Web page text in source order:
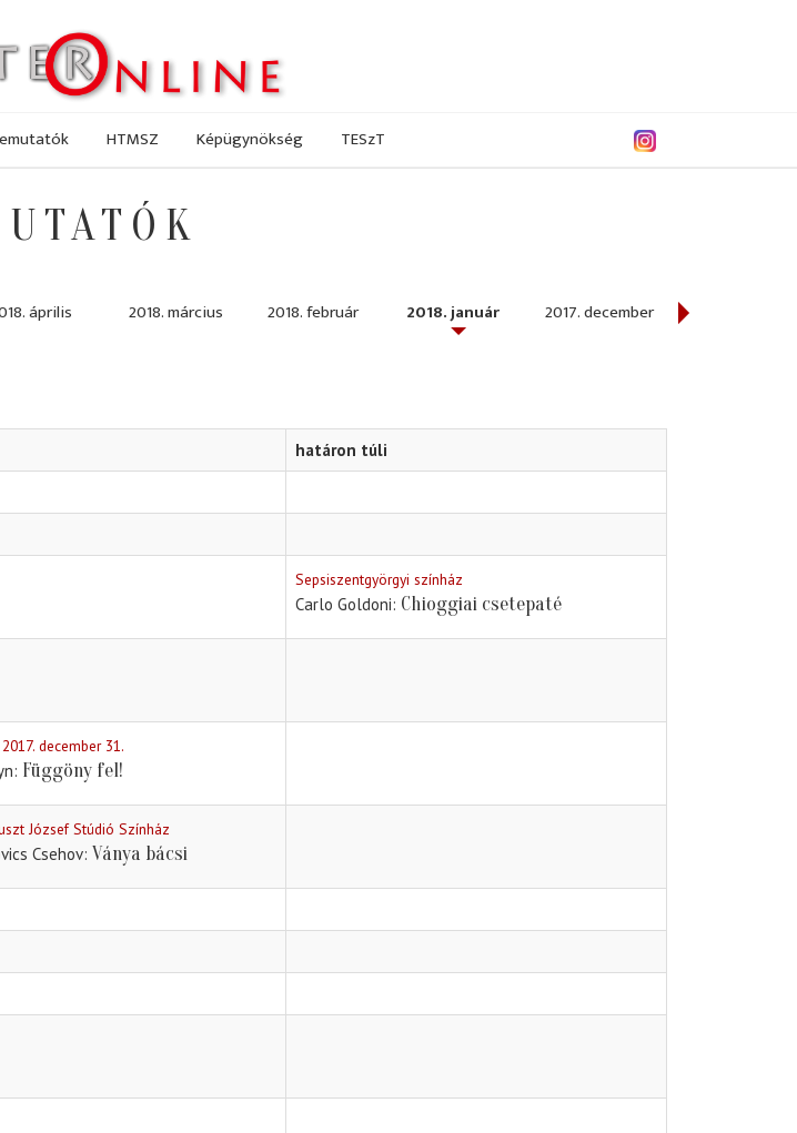
HTMSZ Képügynökség TESzT
április 2018. március 2018. február 2018. január 2017. december 2017. november
határon túli
Sepsiszentgyörgyi színház
Carlo Goldoni Chioggiai csetepaté
december 31.
Függöny fel!
József Stúdió Színház
Csehov Ványa bácsi